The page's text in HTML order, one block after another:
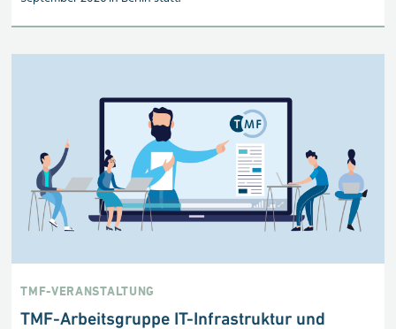
TMF-VERANSTALTUNG
TMF-Arbeitsgruppe IT-Infrastruktur und